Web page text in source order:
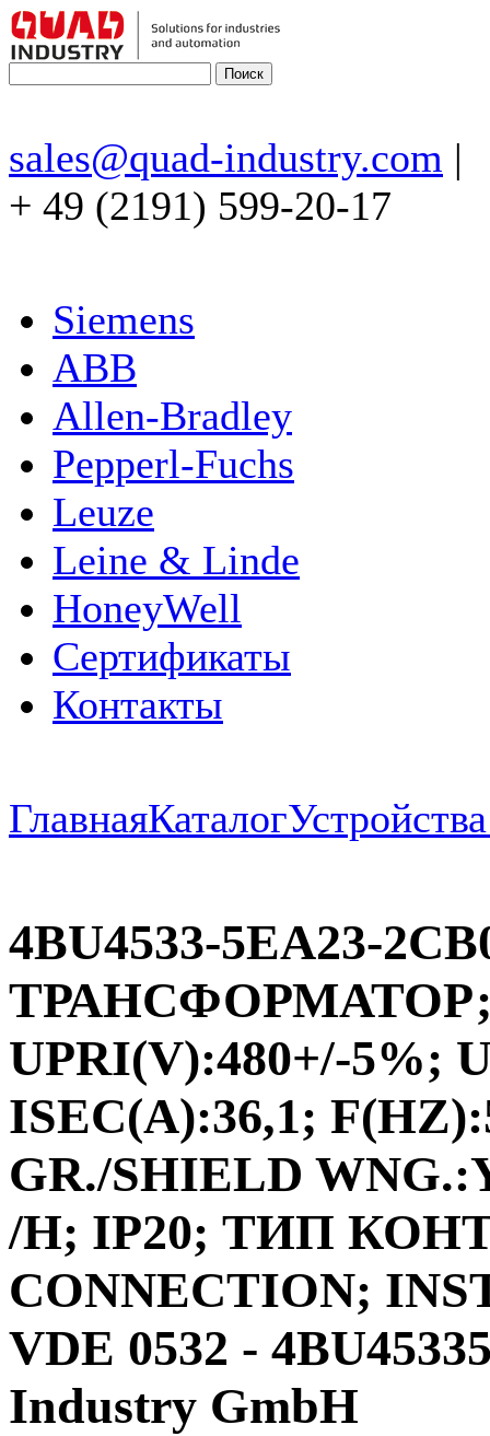
sales@quad-industry.com |
+ 49 (2191) 599-20-17
Siemens
ABB
Allen-Bradley
Pepperl-Fuchs
Leuze
Leine & Linde
HoneyWell
Сертификаты
Контакты
ГлавнаяКаталог
4BU4533-5EA23-
UPRI(V):480+/-5%;
ISEC(A):36,1;
GR./SHIELD
/H; IP20; ТИП
CONNECTION;
VDE 0532 -
Industry GmbH